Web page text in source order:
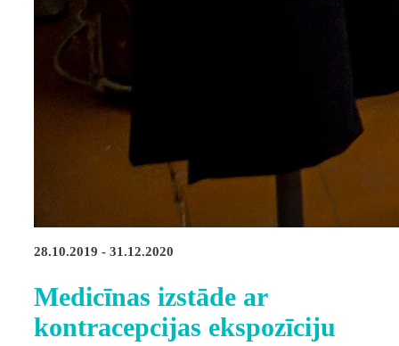
28.10.2019 - 31.12.2020
Medicīnas izstāde ar
kontracepcijas ekspozīciju